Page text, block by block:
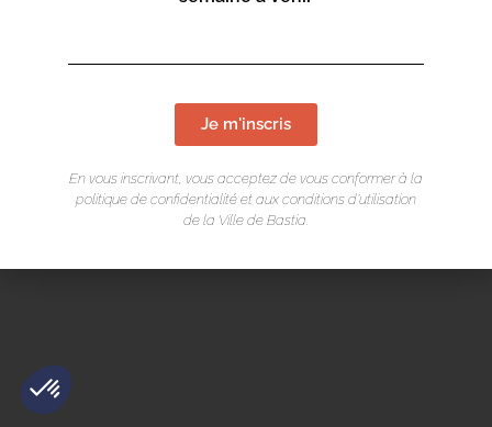
Je m'inscris
En vous inscrivant, vous acceptez de vous conformer à la
politique de confidentialité et aux conditions d’utilisation
de la Ville de Bastia.